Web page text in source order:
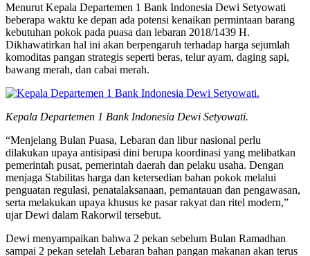
Menurut Kepala Departemen 1 Bank Indonesia Dewi Setyowati
beberapa waktu ke depan ada potensi kenaikan permintaan barang
kebutuhan pokok pada puasa dan lebaran 2018/1439 H.
Dikhawatirkan hal ini akan berpengaruh terhadap harga sejumlah
komoditas pangan strategis seperti beras, telur ayam, daging sapi,
bawang merah, dan cabai merah.
Kepala Departemen 1 Bank Indonesia Dewi Setyowati.
“Menjelang Bulan Puasa, Lebaran dan libur nasional perlu
dilakukan upaya antisipasi dini berupa koordinasi yang melibatkan
pemerintah pusat, pemerintah daerah dan pelaku usaha. Dengan
menjaga Stabilitas harga dan ketersedian bahan pokok melalui
penguatan regulasi, penatalaksanaan, pemantauan dan pengawasan,
serta melakukan upaya khusus ke pasar rakyat dan ritel modern,”
ujar Dewi dalam Rakorwil tersebut.
Dewi menyampaikan bahwa 2 pekan sebelum Bulan Ramadhan
sampai 2 pekan setelah Lebaran bahan pangan makanan akan terus